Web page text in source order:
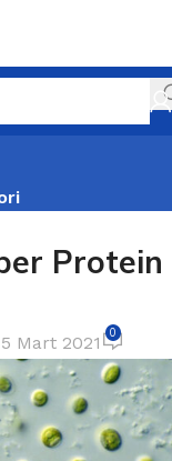
Protein
Mart 2021 0